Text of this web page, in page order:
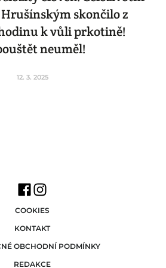
skončilo z
k vůli prkotině!
neuměl!
12. 3. 2025
COOKIES
KONTAKT
OBCHODNÍ PODMÍNKY
REDAKCE